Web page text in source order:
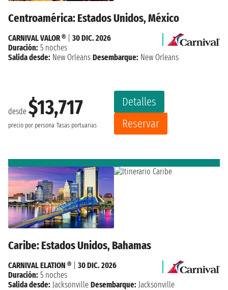
Centroamérica: Estados Unidos, México
desde $13,717
precio por persona Tasas portuarias
Detalles
Reservar
CARNIVAL VALOR ®
30 DIC. 2026
Duración: 5 noches
Salida desde: New Orleans Desembarque: New Orleans
Caribe: Estados Unidos, Bahamas
CARNIVAL ELATION ®
30 DIC. 2026
Duración: 5 noches
Salida desde: Jacksonville Desembarque: Jacksonville